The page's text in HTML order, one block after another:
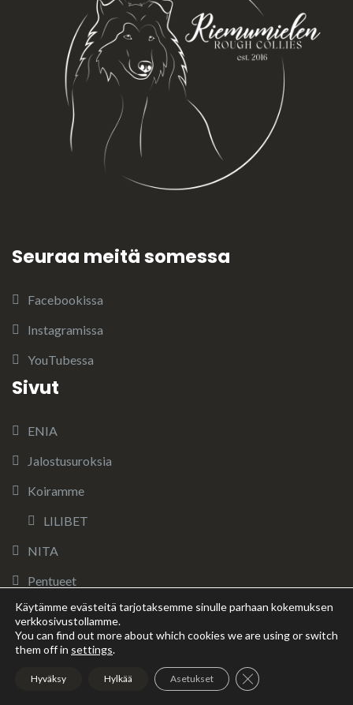
Seuraa meitä somessa
Facebookissa
Instagramissa
YouTubessa
Sivut
ENIA
Jalostusuroksia
Koiramme
LILIBET
NITA
Pentueet
Riemumielen 4. pentue: Ihmeellinen Illusia
Pentuja
Riemumielen 5. pentue: Mozart
Käytämme evästeitä tarjotaksemme sinulle parhaan kokemuksen
verkkosivustollamme.
You can find out more about which cookies we are using or switch
them off in settings.
Hyväksy Hylkää Asetukset Sulje evästebanneri